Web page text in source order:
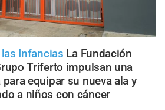
Infancias La Fundación
Triferto impulsan una
equipar su nueva ala y
a niños con cáncer